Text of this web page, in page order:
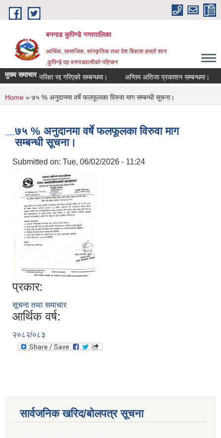
Skip to main content
बनगाड कुपिण्डे नगरपालिका
आर्थिक, सामाजिक, सांस्कृतिक तथा देश बिकाश हाम्रो शान
,कुपिन्ड़े दह वनगाडवासीको पहिचान
मुख्य समाचारपरिक्षा रद्द गरिएको सम्बन्धमा। अन्तिम अतिजा प्रकाशन सम्बन्धमा।
You are here
Home » ७५ % अनुदानमा वर्षे फलफूलका विरुवा माग सम्बन्धी सूचना।
७५ % अनुदानमा वर्षे फलफूलका विरुवा माग
सम्बन्धी सूचना।
Submitted on: Tue, 06/02/2026 - 11:24
प्रकार:
सूचना तथा समाचार
आर्थिक वर्ष:
२०८२/०८३
सार्वजनिक खरिद/बोलपत्र सूचना